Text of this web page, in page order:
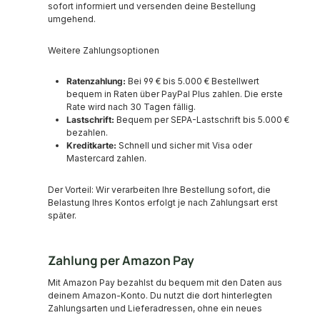
sofort informiert und versenden deine Bestellung
umgehend.
Weitere Zahlungsoptionen
Ratenzahlung: Bei 99 € bis 5.000 € Bestellwert
bequem in Raten über PayPal Plus zahlen. Die erste
Rate wird nach 30 Tagen fällig.
Lastschrift: Bequem per SEPA-Lastschrift bis 5.000 €
bezahlen.
Kreditkarte: Schnell und sicher mit Visa oder
Mastercard zahlen.
Der Vorteil: Wir verarbeiten Ihre Bestellung sofort, die
Belastung Ihres Kontos erfolgt je nach Zahlungsart erst
später.
Zahlung per Amazon Pay
Mit Amazon Pay bezahlst du bequem mit den Daten aus
deinem Amazon-Konto. Du nutzt die dort hinterlegten
Zahlungsarten und Lieferadressen, ohne ein neues